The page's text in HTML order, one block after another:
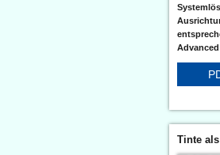
Tinte